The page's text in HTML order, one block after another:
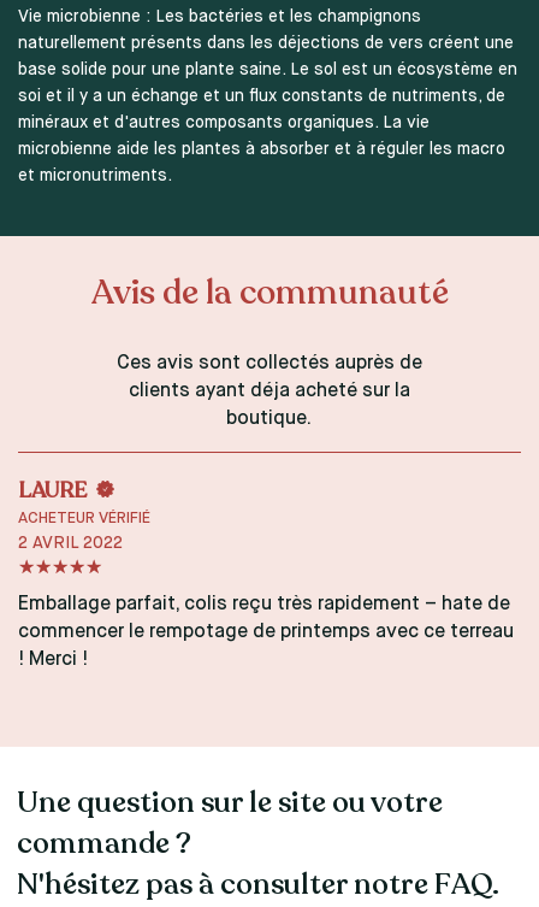
Vie microbienne : Les bactéries et les champignons
naturellement présents dans les déjections de vers créent une
base solide pour une plante saine. Le sol est un écosystème en
soi et il y a un échange et un flux constants de nutriments, de
minéraux et d'autres composants organiques. La vie
microbienne aide les plantes à absorber et à réguler les macro
et micronutriments.
Avis de la communauté
Ces avis sont collectés auprès de
clients ayant déja acheté sur la
boutique.
LAURE
ACHETEUR VÉRIFIÉ
2 AVRIL 2022
Emballage parfait, colis reçu très rapidement – hate de
commencer le rempotage de printemps avec ce terreau
! Merci !
Une question sur le site ou votre
commande ?
N'hésitez pas à consulter notre FAQ.